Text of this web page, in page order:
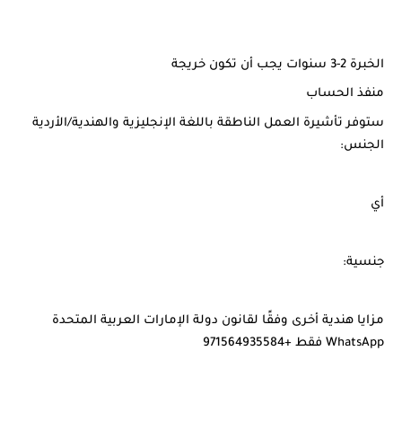
الخبرة 2-3 سنوات يجب أن تكون خريجة
منفذ الحساب
ستوفر تأشيرة العمل الناطقة باللغة الإنجليزية والهندية/الأردية
الجنس:
أي
جنسية:
مزايا هندية أخرى وفقًا لقانون دولة الإمارات العربية المتحدة
WhatsApp فقط +971564935584